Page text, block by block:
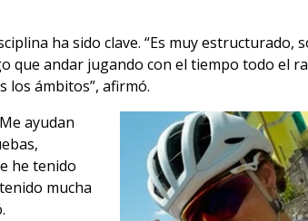
ha sido clave. “Es muy estructurado,
que andar jugando con el tiempo todo el
los ámbitos”, afirmó.
ayudan
he tenido
mucha